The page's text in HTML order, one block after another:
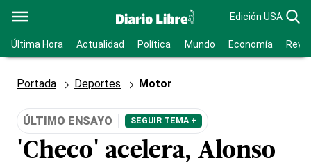
Edición USA
Última Hora Actualidad Política Mundo Economía
Portada Deportes Motor
ÚLTIMO ENSAYO SEGUIR TEMA +
'Checo' acelera, Alonso